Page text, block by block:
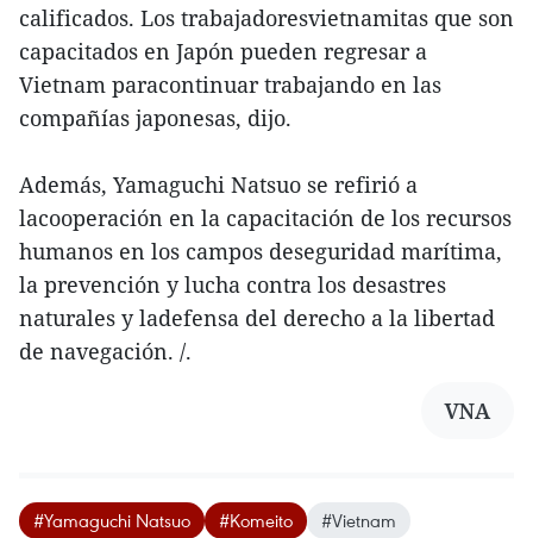
calificados. Los trabajadoresvietnamitas que son
capacitados en Japón pueden regresar a
Vietnam paracontinuar trabajando en las
compañías japonesas, dijo.
Además, Yamaguchi Natsuo se refirió a
lacooperación en la capacitación de los recursos
humanos en los campos deseguridad marítima,
la prevención y lucha contra los desastres
naturales y ladefensa del derecho a la libertad
de navegación. /.
VNA
#Yamaguchi Natsuo #Komeito #Vietnam